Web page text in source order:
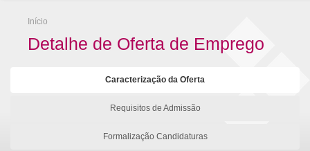
Início
Detalhe de Oferta de Emprego
Caracterização da Oferta
Requisitos de Admissão
Formalização Candidaturas